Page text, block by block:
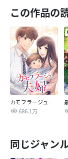
この作品の
カモフラージュ夫婦
686.1万
同じジャン